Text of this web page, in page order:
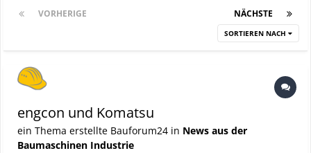
VORHERIGE NÄCHSTE
SORTIEREN NACH
engcon und Komatsu
ein Thema erstellte Bauforum24 in News aus der
Baumaschinen Industrie